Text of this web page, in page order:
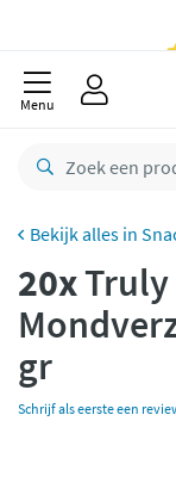
Menu
20xTruly
gr
Schrijf als eerste een